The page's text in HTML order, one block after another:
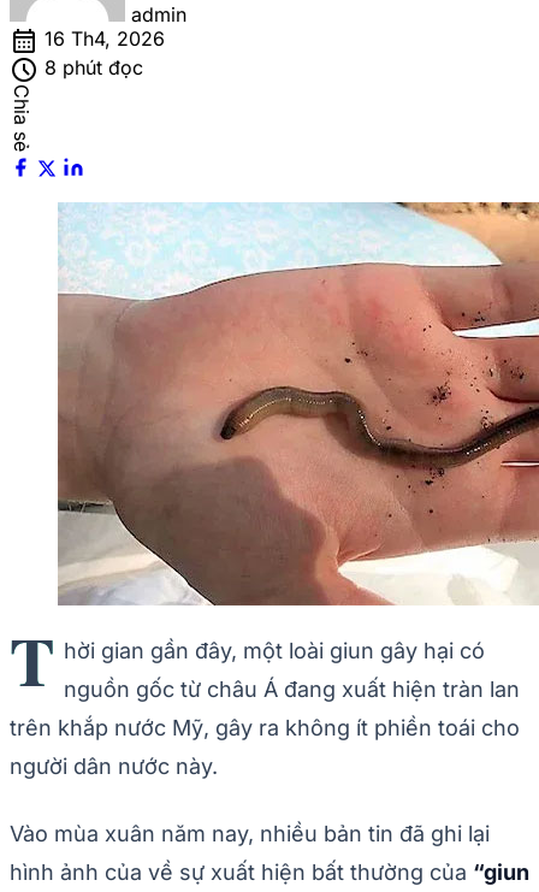
admin
calendar_month 16 Th4, 2026
schedule 8 phút đọc
Chia sẻ
T hời gian gần đây, một loài giun gây hại có
nguồn gốc từ châu Á đang xuất hiện tràn lan
trên khắp nước Mỹ, gây ra không ít phiền toái cho
người dân nước này.
Vào mùa xuân năm nay, nhiều bản tin đã ghi lại
hình ảnh của về sự xuất hiện bất thường của “giun